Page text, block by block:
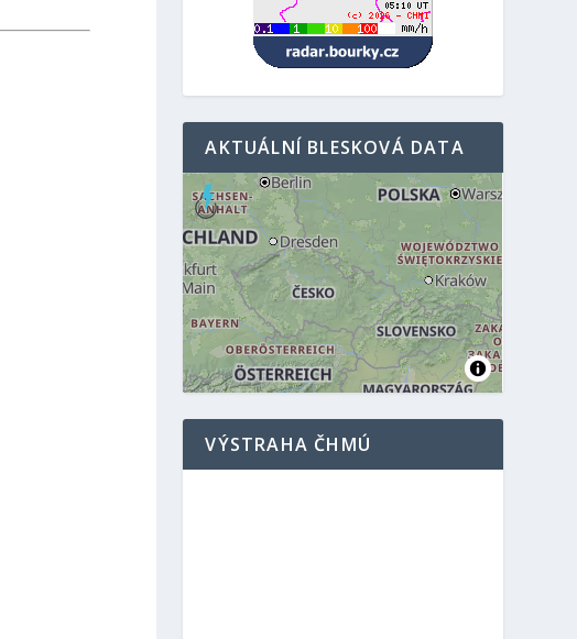
AKTUÁLNÍ BLESKOVÁ DATA
VÝSTRAHA ČHMÚ